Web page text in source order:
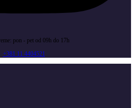
pon - pet od 09h do 17h
+381 11 4404521